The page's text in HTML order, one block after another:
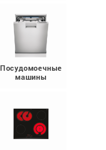
Посудомоечные
машины